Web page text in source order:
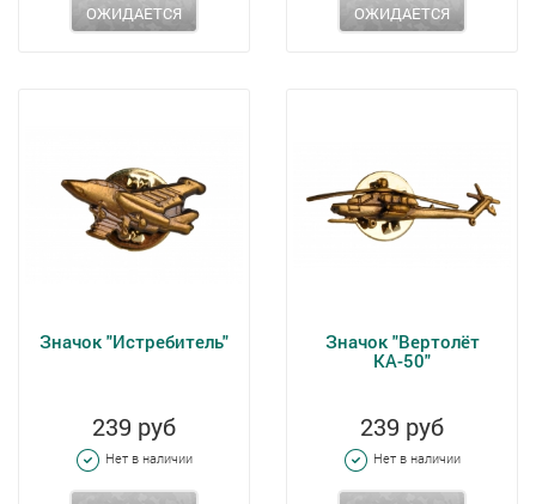
ОЖИДАЕТСЯ ОЖИДАЕТСЯ
Значок "Истребитель"
239 руб
Нет в наличии
Значок "Вертолёт
КА-50"
239 руб
Нет в наличии